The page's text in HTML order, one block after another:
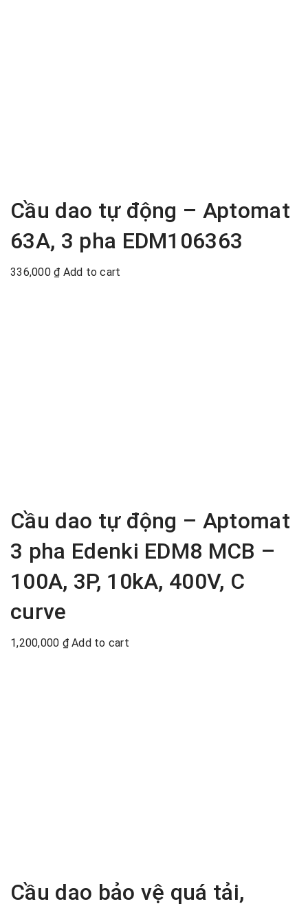
Cầu dao tự động – Aptomat
63A, 3 pha EDM106363
336,000 ₫ Add to cart
Cầu dao tự động – Aptomat
3 pha Edenki EDM8 MCB –
100A, 3P, 10kA, 400V, C
curve
1,200,000 ₫ Add to cart
Cầu dao bảo vệ quá tải,